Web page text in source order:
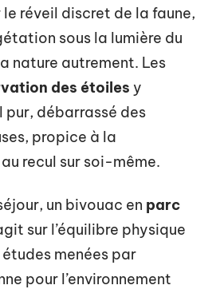
le réveil discret de la faune,
sous la lumière du
nature autrement. Les
des étoiles y
pur, débarrassé des
propice à la
recul sur soi-même.
un bivouac en parc
sur l’équilibre physique
menées par
pour l’environnement